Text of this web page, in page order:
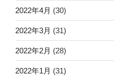
2022年4月 (30)
2022年3月 (31)
2022年2月 (28)
2022年1月 (31)